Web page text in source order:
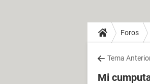
Foros
Tema
Mi